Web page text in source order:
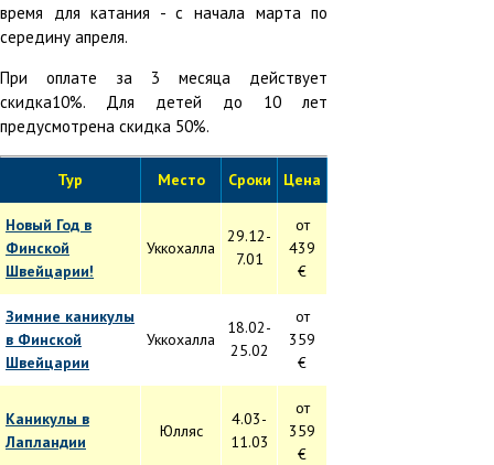
время для катания - с начала марта по
середину апреля.
При оплате за 3 месяца действует
скидка10%. Для детей до 10 лет
предусмотрена скидка 50%.
Тур Место Сроки Цена
Новый Год в
Финской
Швейцарии!
Уккохалла
29.12-
7.01
от
439
€
Зимние каникулы
в Финской
Швейцарии
Уккохалла
18.02-
25.02
от
359
€
Каникулы в
Лапландии
Юлляс
4.03-
11.03
от
359
€